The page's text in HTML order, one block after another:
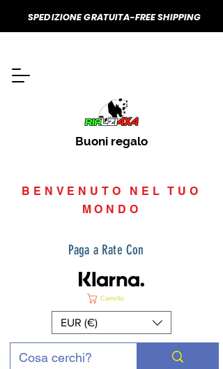
Buoni regalo
BENVENUTO NEL TUO
MONDO
Paga a Rate Con
Carrello
EUR (€)
SPEDIZIONE GRATUITA-FREE SHIPPING